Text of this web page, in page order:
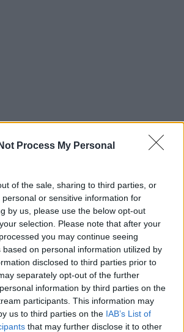
Process My Personal
of the sale, sharing to third parties, or
or sensitive information for
by us, please use the below opt-out
selection. Please note that after your
you may continue seeing
based on personal information utilized by
disclosed to third parties prior to
separately opt-out of the further
information by third parties on the
participants. This information may
us to third parties on the IAB’s List of
that may further disclose it to other
leggere